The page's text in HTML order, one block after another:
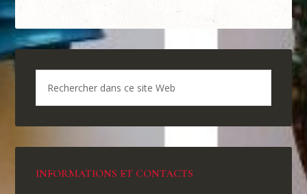
INFORMATIONS ET CONTACTS